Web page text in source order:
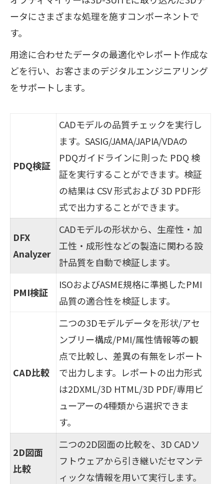
ータにさまざまな処理を施すコンポーネントで
す。
用途に合わせたデータの最適化やレポート作成な
どを行い、お客さまのデジタルエンジニアリング
をサポートします。
PDQ検証
CADモデルの品質チェックを実行し
ます。SASIG/JAMA/JAPIA/VDAの
PDQガイドラインに則った PDQ 検
証を実行することができます。検証
の結果は CSV 形式および 3D PDF形
式で出力することができます。
DFX
Analyzer
CADモデルの形状から、生産性・加
工性・成形性などの製造に関わる設
計品質を自動で検証します。
PMI検証
ISOおよびASME規格に準拠したPMI
品質の適合性を検証します。
CAD比較
二つの3Dモデルデータを形状/アセ
ンブリー構成/PMI/属性情報等の観
点で比較し、差異の有無をレポート
で出力します。レポートの出力形式
は2DXML/3D HTML/3D PDF/専用ビ
ューアーの4種類から選択できま
す。
2D図面
比較
二つの2D図面の比較を、3D CADソ
フトウェアから引き継いだセマンテ
ィックな情報を用いて実行します。